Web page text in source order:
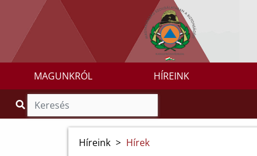
MAGUNKRÓL HÍREINK
Híreink > Hírek